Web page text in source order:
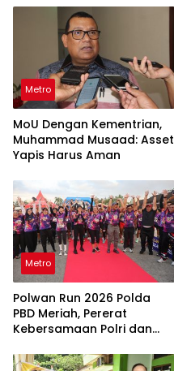
Metro
MoU Dengan Kementrian,
Muhammad Musaad: Asset
Yapis Harus Aman
Metro
Polwan Run 2026 Polda
PBD Meriah, Pererat
Kebersamaan Polri dan